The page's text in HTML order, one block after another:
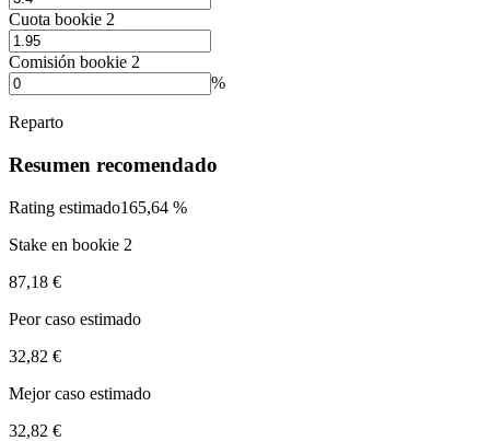
Cuota bookie 2
Comisión bookie 2
%
Reparto
Resumen recomendado
Rating estimado165,64 %
Stake en bookie 2
87,18 €
Peor caso estimado
32,82 €
Mejor caso estimado
32,82 €